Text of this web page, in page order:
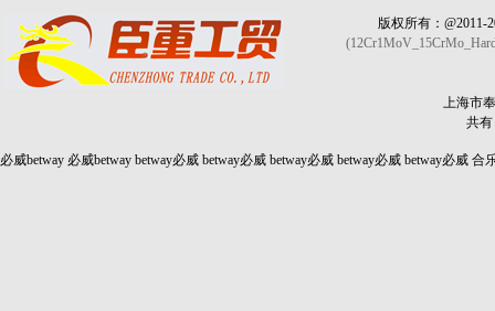
版权所有：@2011-
上海市
共有
必威betway 必威betway betway必威 betway必威 betway必威 betway必威 betway必威 合